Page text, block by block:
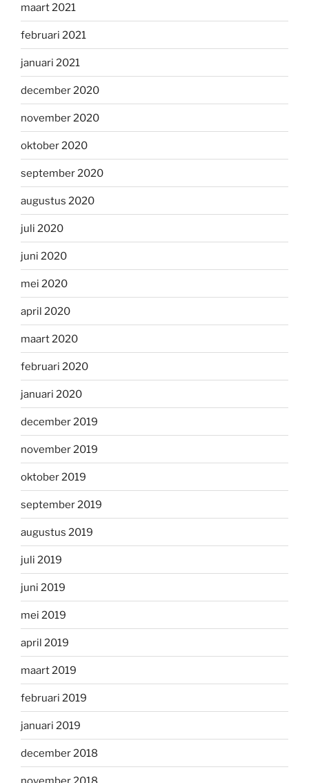
maart 2021
februari 2021
januari 2021
december 2020
november 2020
oktober 2020
september 2020
augustus 2020
juli 2020
juni 2020
mei 2020
april 2020
maart 2020
februari 2020
januari 2020
december 2019
november 2019
oktober 2019
september 2019
augustus 2019
juli 2019
juni 2019
mei 2019
april 2019
maart 2019
februari 2019
januari 2019
december 2018